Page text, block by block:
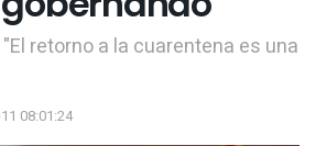
retorno a la cuarentena es una
08:01:24